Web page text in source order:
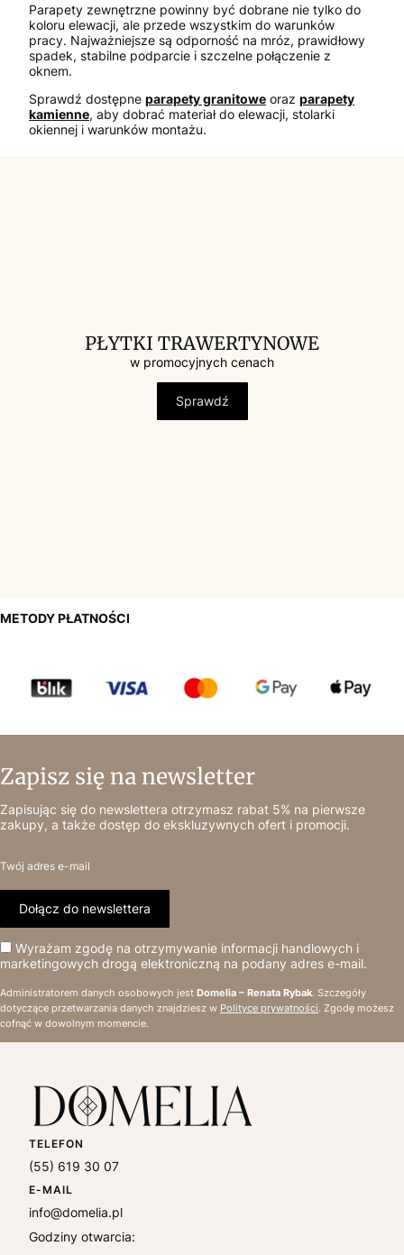
Parapety zewnętrzne powinny być dobrane nie tylko do
koloru elewacji, ale przede wszystkim do warunków
pracy. Najważniejsze są odporność na mróz, prawidłowy
spadek, stabilne podparcie i szczelne połączenie z
oknem.
Sprawdź dostępne parapety granitowe oraz parapety
kamienne, aby dobrać materiał do elewacji, stolarki
okiennej i warunków montażu.
PŁYTKI TRAWERTYNOWE
w promocyjnych cenach
Sprawdź
METODY PŁATNOŚCI
Zapisz się na newsletter
Zapisując się do newslettera otrzymasz rabat 5% na pierwsze
zakupy, a także dostęp do ekskluzywnych ofert i promocji.
Twój adres e-mail
Dołącz do newslettera
Wyrażam zgodę na otrzymywanie informacji handlowych i
marketingowych drogą elektroniczną na podany adres e-mail.
Administratorem danych osobowych jest Domelia – Renata Rybak. Szczegóły
dotyczące przetwarzania danych znajdziesz w Polityce prywatności. Zgodę możesz
cofnąć w dowolnym momencie.
TELEFON
(55) 619 30 07
E-MAIL
info@domelia.pl
Godziny otwarcia: